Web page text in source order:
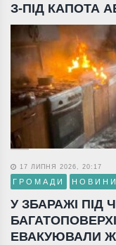
З-ПІД КАПОТА
17 ЛИПНЯ 2026, 20:17
ГРОМАДИ НОВИНИ
У ЗБАРАЖІ ПІД
ЕВАКУЮВАЛИ